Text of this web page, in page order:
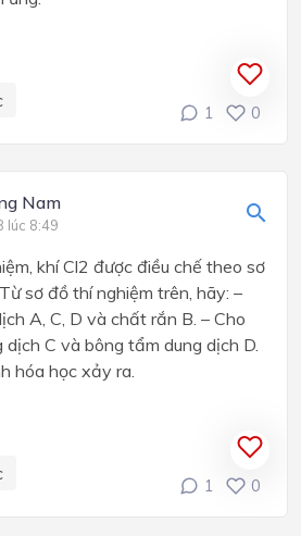
1 0
Nam
lúc 8:49
khí Cl2 được điều chế theo sơ
sơ đồ thí nghiệm trên, hãy: –
A, C, D và chất rắn B. – Cho
C và bông tẩm dung dịch D.
hóa học xảy ra.
1 0